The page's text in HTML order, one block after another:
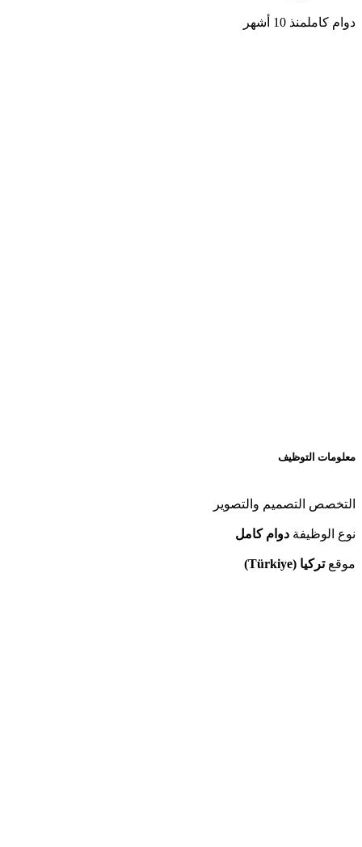
دوام كاملمنذ 10 أشهر
معلومات التوظيف
التخصص التصميم والتصوير
نوع الوظيفة دوام كامل
موقع تركيا (Türkiye)